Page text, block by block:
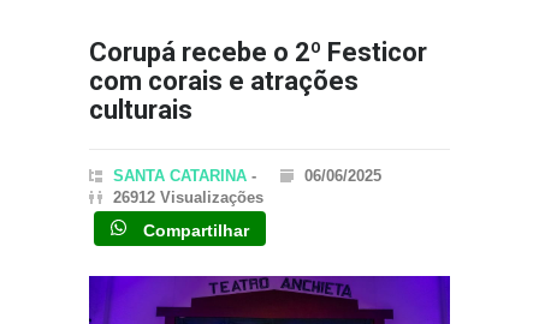
Corupá recebe o 2º Festicor
com corais e atrações
culturais
SANTA CATARINA -
06/06/2025
26912 Visualizações
Compartilhar